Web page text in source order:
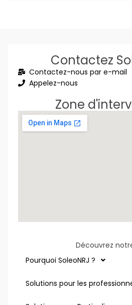
Contactez
Contactez-nous par e-mail
Appelez-nous
Zone
Découvrez
Pourquoi SoleoNRJ ?
Solutions pour les